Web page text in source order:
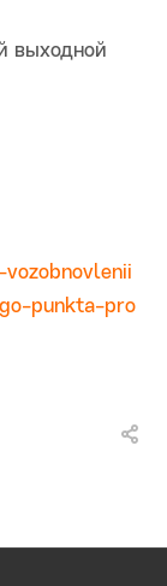
выходной
punkta-pro